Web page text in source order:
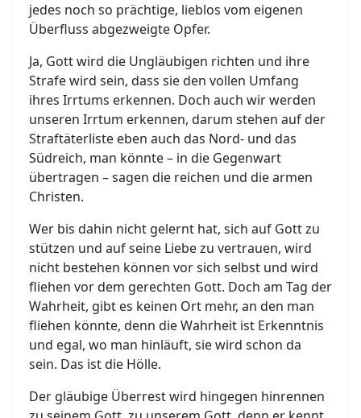
jedes noch so prächtige, lieblos vom eigenen
Überfluss abgezweigte Opfer.
Ja, Gott wird die Ungläubigen richten und ihre
Strafe wird sein, dass sie den vollen Umfang
ihres Irrtums erkennen. Doch auch wir werden
unseren Irrtum erkennen, darum stehen auf der
Straftäterliste eben auch das Nord- und das
Südreich, man könnte – in die Gegenwart
übertragen – sagen die reichen und die armen
Christen.
Wer bis dahin nicht gelernt hat, sich auf Gott zu
stützen und auf seine Liebe zu vertrauen, wird
nicht bestehen können vor sich selbst und wird
fliehen vor dem gerechten Gott. Doch am Tag der
Wahrheit, gibt es keinen Ort mehr, an den man
fliehen könnte, denn die Wahrheit ist Erkenntnis
und egal, wo man hinläuft, sie wird schon da
sein. Das ist die Hölle.
Der gläubige Überrest wird hingegen hinrennen